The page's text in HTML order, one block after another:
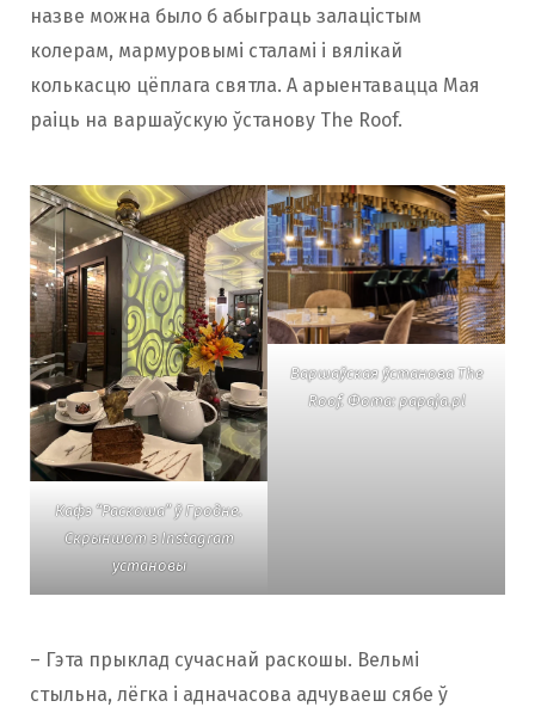
назве можна было б абыграць залацістым
колерам, мармуровымі сталамі і вялікай
колькасцю цёплага святла. А арыентавацца Мая
раіць на варшаўскую ўстанову The Roof.
Кафэ “Раскоша” ў Гродне.
Скрыншот з Instagram
установы
Варшаўская ўстанова The
Roof. Фота: papaja.pl
– Гэта прыклад сучаснай раскошы. Вельмі
стыльна, лёгка і адначасова адчуваеш сябе ў